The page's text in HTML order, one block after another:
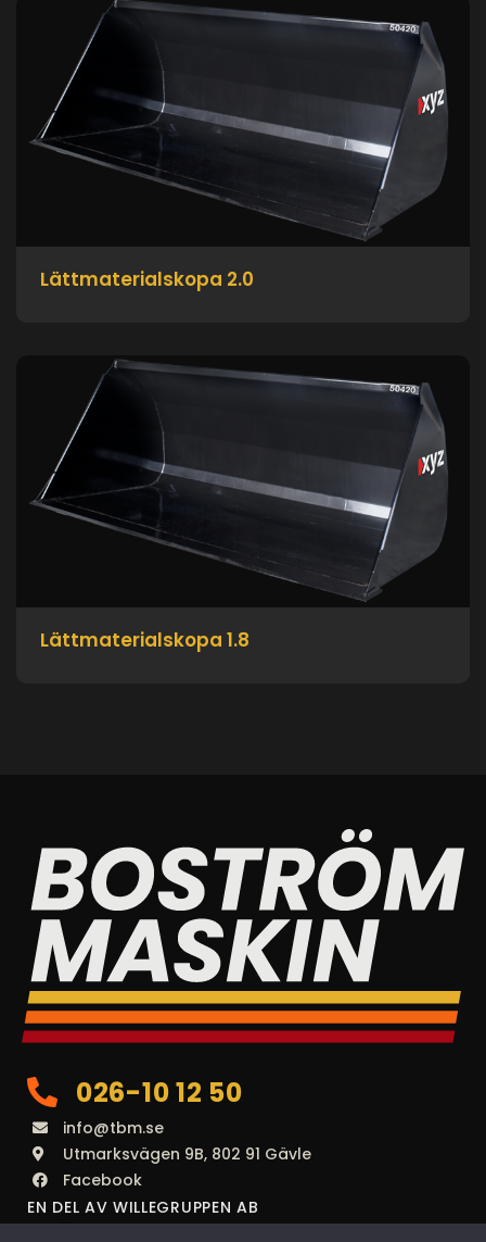
Lättmaterialskopa 2.0
Lättmaterialskopa 1.8
026-10 12 50
info@tbm.se
Utmarksvägen 9B, 802 91 Gävle
Facebook
EN DEL AV WILLEGRUPPEN AB